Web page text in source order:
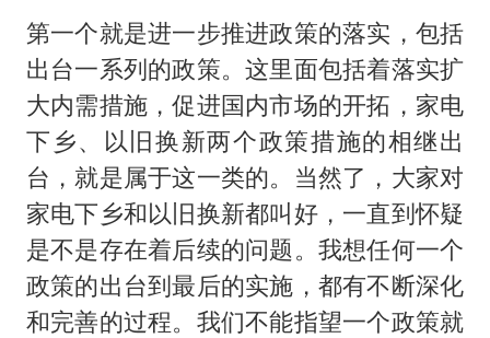
第一个就是进一步推进政策的落实，包括
出台一系列的政策。这里面包括着落实扩
大内需措施，促进国内市场的开拓，家电
下乡、以旧换新两个政策措施的相继出
台，就是属于这一类的。当然了，大家对
家电下乡和以旧换新都叫好，一直到怀疑
是不是存在着后续的问题。我想任何一个
政策的出台到最后的实施，都有不断深化
和完善的过程。我们不能指望一个政策就